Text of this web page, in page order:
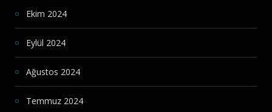
Ekim 2024
Eylül 2024
Ağustos 2024
Temmuz 2024